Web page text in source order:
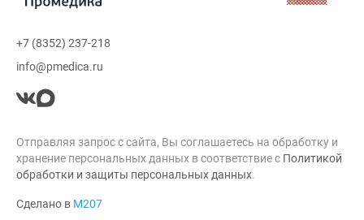
+7 (8352) 237-218
info@pmedica.ru
Отправляя запрос с сайта, Вы соглашаетесь на обработку и
хранение персональных данных в соответствие с Политикой
обработки и защиты персональных данных.
Сделано в М207